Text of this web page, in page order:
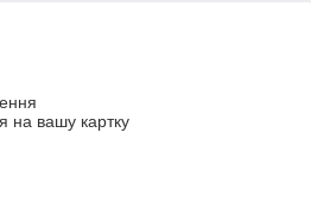
на вашу картку